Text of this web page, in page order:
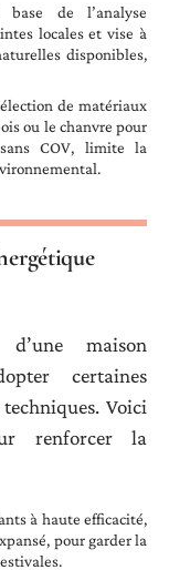
de l’analyse
locales et vise à
disponibles,
de matériaux
ou le chanvre pour
COV, limite la
maison
certaines
Voici
renforcer la
à haute efficacité,
pour garder la